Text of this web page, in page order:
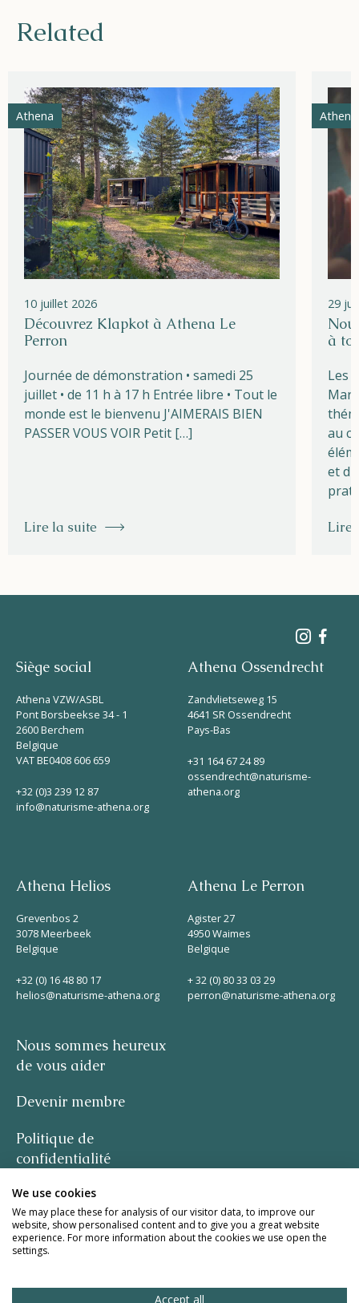
Related
Athena
10 juillet 2026
Découvrez Klapkot à Athena Le
Perron
Journée de démonstration • samedi 25
juillet • de 11 h à 17 h Entrée libre • Tout le
monde est le bienvenu J'AIMERAIS BIEN
PASSER VOUS VOIR Petit […]
Lire la suite
29
à
Les
au
et
Lire
Siège social
Athena VZW/ASBL
Pont Borsbeekse 34 - 1
2600 Berchem
Belgique
VAT BE0408 606 659
+32 (0)3 239 12 87
info@naturisme-athena.org
Athena Ossendrecht
Zandvlietseweg 15
4641 SR Ossendrecht
Pays-Bas
+31 164 67 24 89
ossendrecht@naturisme-
athena.org
Athena Helios
Grevenbos 2
3078 Meerbeek
Belgique
+32 (0) 16 48 80 17
helios@naturisme-athena.org
Athena Le Perron
Agister 27
4950 Waimes
Belgique
+ 32 (0) 80 33 03 29
perron@naturisme-athena.org
Nous sommes heureux
de vous aider
Devenir membre
Politique de
confidentialité
-
citation de Rosie Haine
We use cookies
We may place these for analysis of our visitor data, to improve our
website, show personalised content and to give you a great website
experience. For more information about the cookies we use open the
settings.
Accept all